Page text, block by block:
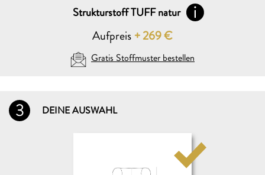
Strukturstoff TUFF natur
Aufpreis+269€
Gratis Stoffmuster bestellen
DEINE AUSWAHL (max. 5)
3 DEINE AUSWAHL